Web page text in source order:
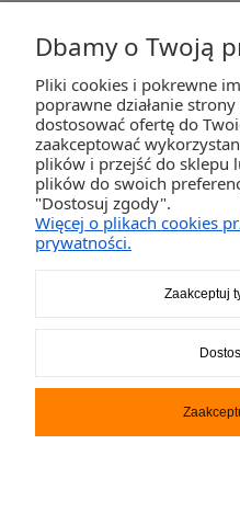
2K-Invest Sp. j. Ul. Św. Wojciecha 60,
Dbamy o Twoją
Pliki cookies i pokrewne
poprawne działanie
dostosować ofertę do
zaakceptować
plików i przejść do sklepu
plików do swoich
"Dostosuj zgody".
Więcej o plikach cookies
prywatności.
Zaakceptuj